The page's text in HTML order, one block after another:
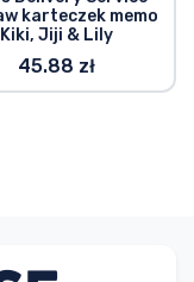
karteczek memo
Kiki, Jiji & Lily
45.88 zł